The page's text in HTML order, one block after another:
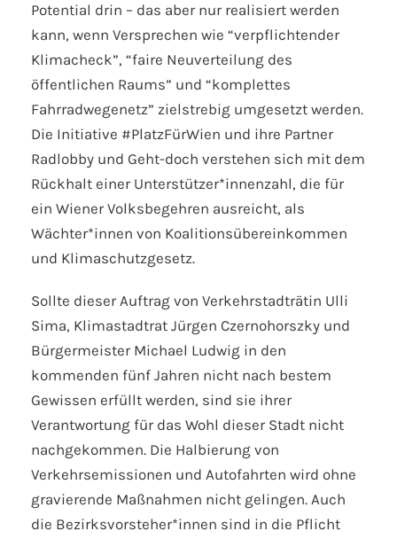
Potential drin – das aber nur realisiert werden
kann, wenn Versprechen wie “verpflichtender
Klimacheck”, “faire Neuverteilung des
öffentlichen Raums” und “komplettes
Fahrradwegenetz” zielstrebig umgesetzt werden.
Die Initiative #PlatzFürWien und ihre Partner
Radlobby und Geht-doch verstehen sich mit dem
Rückhalt einer Unterstützer*innenzahl, die für
ein Wiener Volksbegehren ausreicht, als
Wächter*innen von Koalitionsübereinkommen
und Klimaschutzgesetz.
Sollte dieser Auftrag von Verkehrstadträtin Ulli
Sima, Klimastadtrat Jürgen Czernohorszky und
Bürgermeister Michael Ludwig in den
kommenden fünf Jahren nicht nach bestem
Gewissen erfüllt werden, sind sie ihrer
Verantwortung für das Wohl dieser Stadt nicht
nachgekommen. Die Halbierung von
Verkehrsemissionen und Autofahrten wird ohne
gravierende Maßnahmen nicht gelingen. Auch
die Bezirksvorsteher*innen sind in die Pflicht